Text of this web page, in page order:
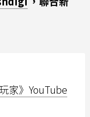
家》YouTube